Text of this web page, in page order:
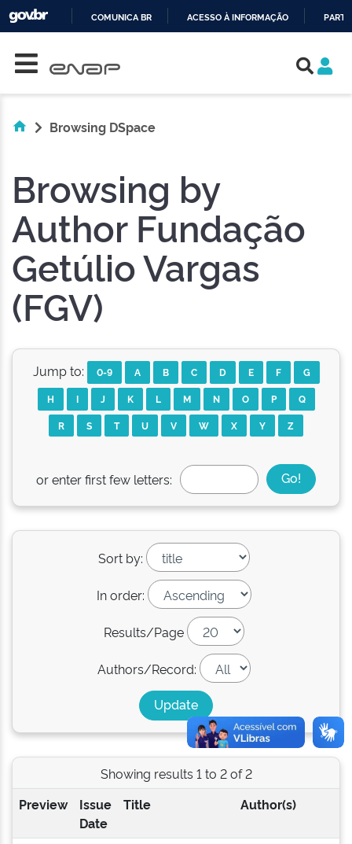
COMUNICA BR ACESSO À INFORMAÇÃO
Browsing DSpace
Browsing by
Author Fundação
Getúlio Vargas
(FGV)
Jump to: 0-9 A B C D E F
G
H
I J K L M N O P
Q
R
S T U V W X Y Z
or enter first few letters:
Sort by:
In order:
Results/Page
Authors/Record:
Showing results 1 to 2 of 2
Preview
Issue
Date
Title Author(s)